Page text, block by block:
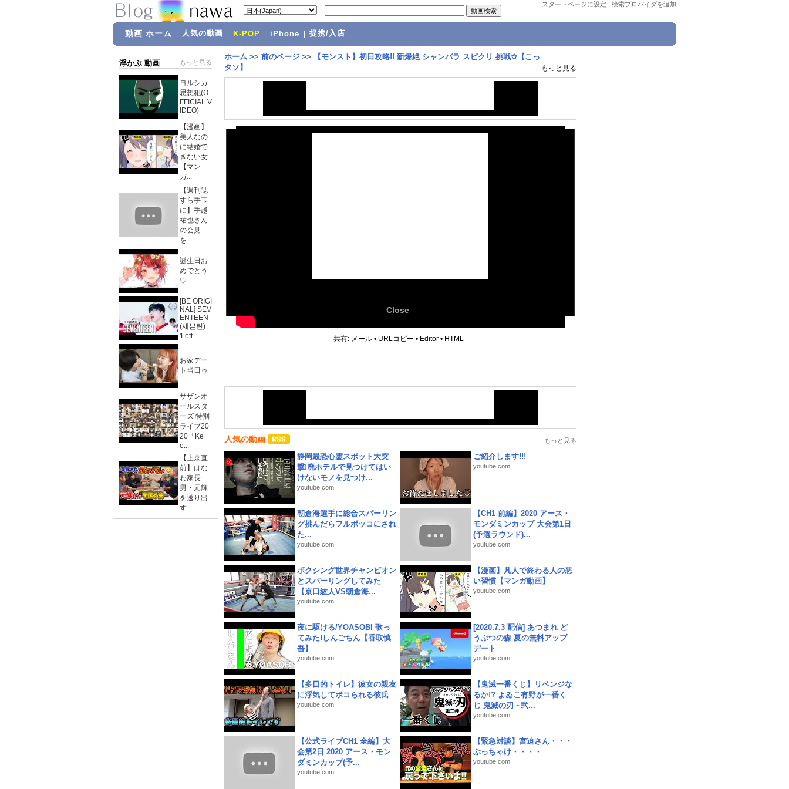
スタートページに設定 | 検索プロバイダを追加
動画 ホーム 人気の動画 K-POP iPhone 提携/入店
浮かぶ 動画 もっと見る
ヨルシカ -
思想犯(O
FFICIAL V
IDEO)
【漫画】
美人なの
に結婚で
きない女
【マン
ガ...
【週刊誌
すら手玉
に】手越
祐也さん
の会見
を...
誕生日お
めでとう
♡
[BE ORIGI
NAL] SEV
ENTEEN
(세븐틴)
'Left...
お家デー
ト当日ゥ
サザンオ
ールスタ
ーズ 特別
ライブ20
20「Ke
e...
【上京直
前】はな
わ家長
男・元輝
を送り出
す...
ホーム >> 前のページ >>
【モンスト】初日攻略!! 新爆絶 シャンバラ スピクリ 挑戦✩【こっ
タソ】
もっと見る
Close
共有: メール • URLコピー • Editor • HTML
人気の動画 もっと見る
静岡最恐心霊スポット大突
撃!廃ホテルで見つけてはい
けないモノを見つけ...
youtube.com
ご紹介します!!!
youtube.com
朝倉海選手に総合スパーリン
グ挑んだらフルボッコにされ
た...
youtube.com
【CH1 前編】2020 アース・
モンダミンカップ 大会第1日
(予選ラウンド)...
youtube.com
ボクシング世界チャンピオン
とスパーリングしてみた
【京口紘人VS朝倉海...
youtube.com
【漫画】凡人で終わる人の悪
い習慣【マンガ動画】
youtube.com
夜に駆ける/YOASOBI 歌っ
てみた!しんごちん【香取慎
吾】
youtube.com
[2020.7.3 配信] あつまれ ど
うぶつの森 夏の無料アップ
デート
youtube.com
【多目的トイレ】彼女の親友
に浮気してボコられる彼氏
youtube.com
【鬼滅一番くじ】リベンジな
るか!? よゐこ有野が一番く
じ 鬼滅の刃 ~弐...
youtube.com
【公式ライブCH1 全編】大
会第2日 2020 アース・モン
ダミンカップ(予...
youtube.com
【緊急対談】宮迫さん・・・
ぶっちゃけ・・・・
youtube.com